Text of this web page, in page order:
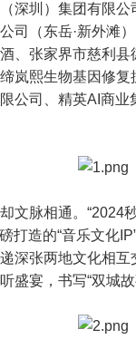
深圳）集团有限
司（东岳·新外滩
、张家界市慈利
岚熙生物基因修
公司、精英AI商
文脉相通。“2024
打造的“音乐文化
深张两地文化相
盛宴，书写“双城故